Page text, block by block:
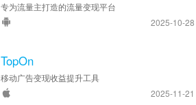
专为流量主打造的流量变现平台
2025-10-
TopOn
移动广告变现收益提升工具
2025-11-